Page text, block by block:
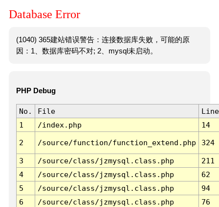
Database Error
(1040) 365建站错误警告：连接数据库失败，可能的原
因：1、数据库密码不对; 2、mysql未启动。
PHP Debug
No. File
Line
1
/index.php 14
2 /source/function/function_extend.php 324
3 /source/class/jzmysql.class.php
211
4
/source/class/jzmysql.class.php
62
5
/source/class/jzmysql.class.php
94
6
/source/class/jzmysql.class.php 76